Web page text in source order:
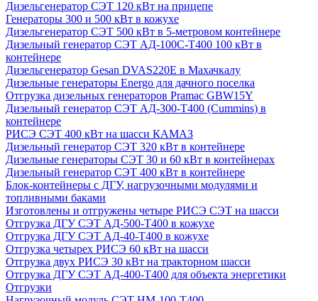
Дизельгенератор СЭТ 120 кВт на прицепе
Генераторы 300 и 500 кВт в кожухе
Дизельгенератор СЭТ 500 кВт в 5-метровом контейнере
Дизельный генератор СЭТ АД-100С-Т400 100 кВт в
контейнере
Дизельгенератор Gesan DVAS220E в Махачкалу
Дизельные генераторы Energo для дачного поселка
Отгрузка дизельных генераторов Pramac GВW15Y
Дизельный генератор СЭТ АД-300-Т400 (Cummins) в
контейнере
РИСЭ СЭТ 400 кВт на шасси КАМАЗ
Дизельный генератор СЭТ 320 кВт в контейнере
Дизельные генераторы СЭТ 30 и 60 кВт в контейнерах
Дизельный генератор СЭТ 400 кВт в контейнере
Блок-контейнеры с ДГУ, нагрузочными модулями и
топливными баками
Изготовлены и отгружены четыре РИСЭ СЭТ на шасси
Отгрузка ДГУ СЭТ АД-500-Т400 в кожухе
Отгрузка ДГУ СЭТ АД-40-Т400 в кожухе
Отгрузка четырех РИСЭ 60 кВт на шасси
Отгрузка двух РИСЭ 30 кВт на тракторном шасси
Отгрузка ДГУ СЭТ АД-400-Т400 для объекта энергетики
Отгрузки